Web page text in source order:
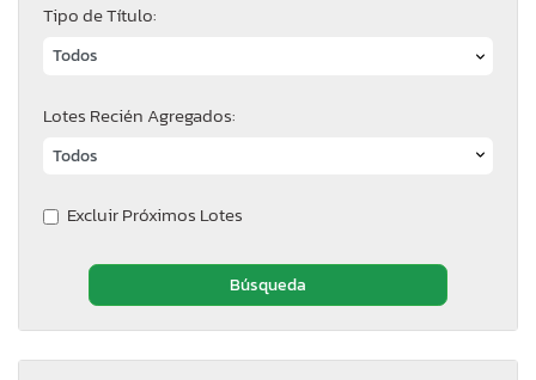
Tipo de Título:
Lotes Recién Agregados:
Excluir Próximos Lotes